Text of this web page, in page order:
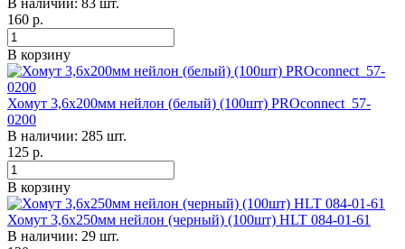
160 р.
В корзину
Хомут 3,6х200мм нейлон (белый) (100шт) PROconnect 57-
0200
В наличии: 285 шт.
125 р.
В корзину
Хомут 3,6х250мм нейлон (черный) (100шт) HLT 084-01-61
В наличии: 29 шт.